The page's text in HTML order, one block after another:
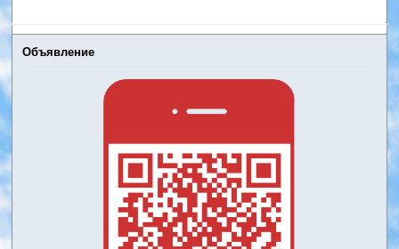
Объявление